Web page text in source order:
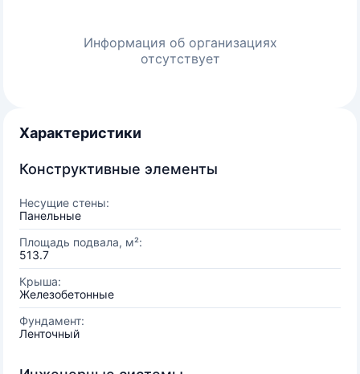
Информация об организациях
отсутствует
Характеристики
Конструктивные элементы
Несущие стены:
Панельные
Площадь подвала, м²:
513.7
Крыша:
Железобетонные
Фундамент:
Ленточный